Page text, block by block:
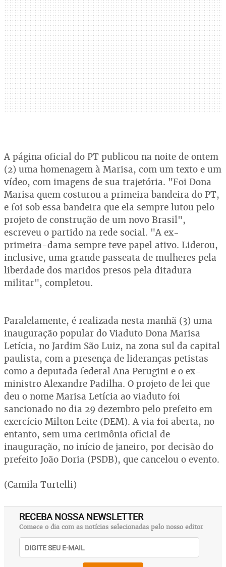
A página oficial do PT publicou na noite de ontem
(2) uma homenagem à Marisa, com um texto e um
vídeo, com imagens de sua trajetória. "Foi Dona
Marisa quem costurou a primeira bandeira do PT,
e foi sob essa bandeira que ela sempre lutou pelo
projeto de construção de um novo Brasil",
escreveu o partido na rede social. "A ex-
primeira-dama sempre teve papel ativo. Liderou,
inclusive, uma grande passeata de mulheres pela
liberdade dos maridos presos pela ditadura
militar", completou.
Paralelamente, é realizada nesta manhã (3) uma
inauguração popular do Viaduto Dona Marisa
Letícia, no Jardim São Luiz, na zona sul da capital
paulista, com a presença de lideranças petistas
como a deputada federal Ana Perugini e o ex-
ministro Alexandre Padilha. O projeto de lei que
deu o nome Marisa Letícia ao viaduto foi
sancionado no dia 29 dezembro pelo prefeito em
exercício Milton Leite (DEM). A via foi aberta, no
entanto, sem uma cerimônia oficial de
inauguração, no início de janeiro, por decisão do
prefeito João Doria (PSDB), que cancelou o evento.
(Camila Turtelli)
RECEBA NOSSA NEWSLETTER
Comece o dia com as notícias selecionadas pelo nosso editor